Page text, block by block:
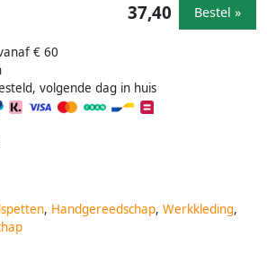
€ 60
volgende dag in huis
37,40 Bestel »
, Handgereedschap, Werkkleding,